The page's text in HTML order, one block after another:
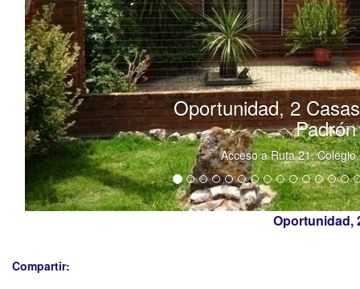
Oportunidad, 2
Padrón
Acceso a Ruta 21, Colegio
Oportunidad,
Compartir: